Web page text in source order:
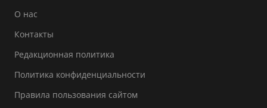
О нас
Контакты
Редакционная политика
Политика конфиденциальности
Правила пользования сайтом